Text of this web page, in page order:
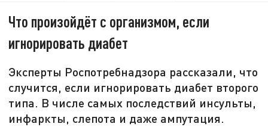
Что произойдёт с организмом, если
игнорировать диабет
Эксперты Роспотребнадзора рассказали, что
случится, если игнорировать диабет второго
типа. В числе самых последствий инсульты,
инфаркты, слепота и даже ампутация.